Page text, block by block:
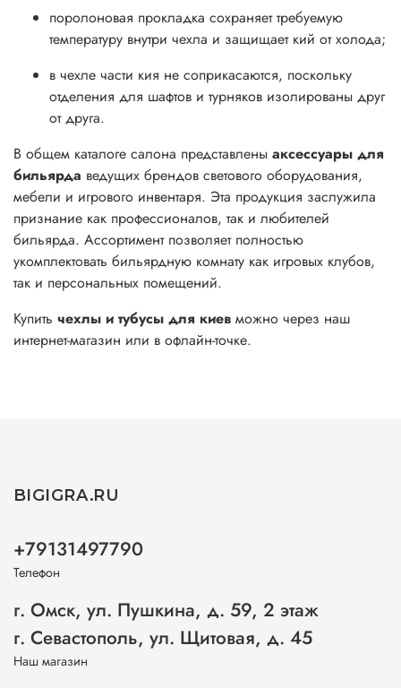
поролоновая прокладка сохраняет требуемую
температуру внутри чехла и защищает кий от холода;
в чехле части кия не соприкасаются, поскольку
отделения для шафтов и турняков изолированы друг
от друга.
В общем каталоге салона представлены аксессуары для
бильярда ведущих брендов светового оборудования,
мебели и игрового инвентаря. Эта продукция заслужила
признание как профессионалов, так и любителей
бильярда. Ассортимент позволяет полностью
укомплектовать бильярдную комнату как игровых клубов,
так и персональных помещений.
Купить чехлы и тубусы для киев можно через наш
интернет-магазин или в офлайн-точке.
BIGIGRA.RU
+79131497790
Телефон
г. Омск, ул. Пушкина, д. 59, 2 этаж
г. Севастополь, ул. Щитовая, д. 45
Наш магазин